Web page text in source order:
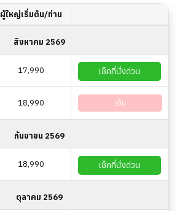
ผู้ใหญ่เริ่มต้น/ท่าน
สิงหาคม 2569
17,990 เช็คที่นั่งด่วน
18,990 เต็ม
กันยายน 2569
18,990 เช็คที่นั่งด่วน
ตุลาคม 2569